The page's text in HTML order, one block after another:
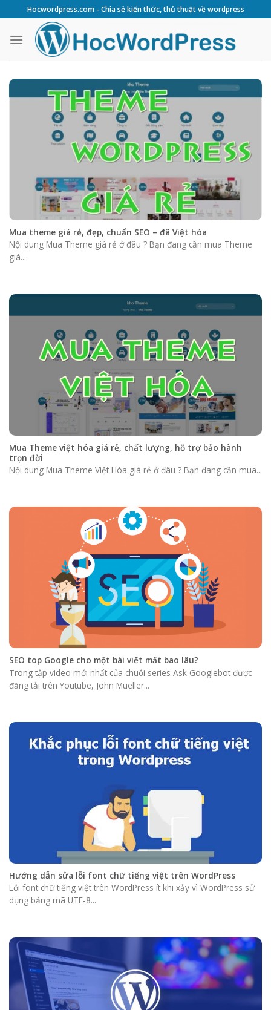
to
content
Hocwordpress.com - Chia sẻ kiến thức, thủ thuật về wordpress
Mua theme giá rẻ, đẹp, chuẩn SEO – đã Việt hóa
Nội dung Mua Theme giá rẻ ở đâu ? Bạn đang cần mua Theme
giá...
Mua Theme việt hóa giá rẻ, chất lượng, hỗ trợ bảo hành
trọn đời
Nội dung Mua Theme Việt Hóa giá rẻ ở đâu ? Bạn đang cần mua...
SEO top Google cho một bài viết mất bao lâu?
Trong tập video mới nhất của chuỗi series Ask Googlebot được
đăng tải trên Youtube, John Mueller...
Hướng dẫn sửa lỗi font chữ tiếng việt trên WordPress
Lỗi font chữ tiếng việt trên WordPress ít khi xảy vì WordPress sử
dụng bảng mã UTF-8...